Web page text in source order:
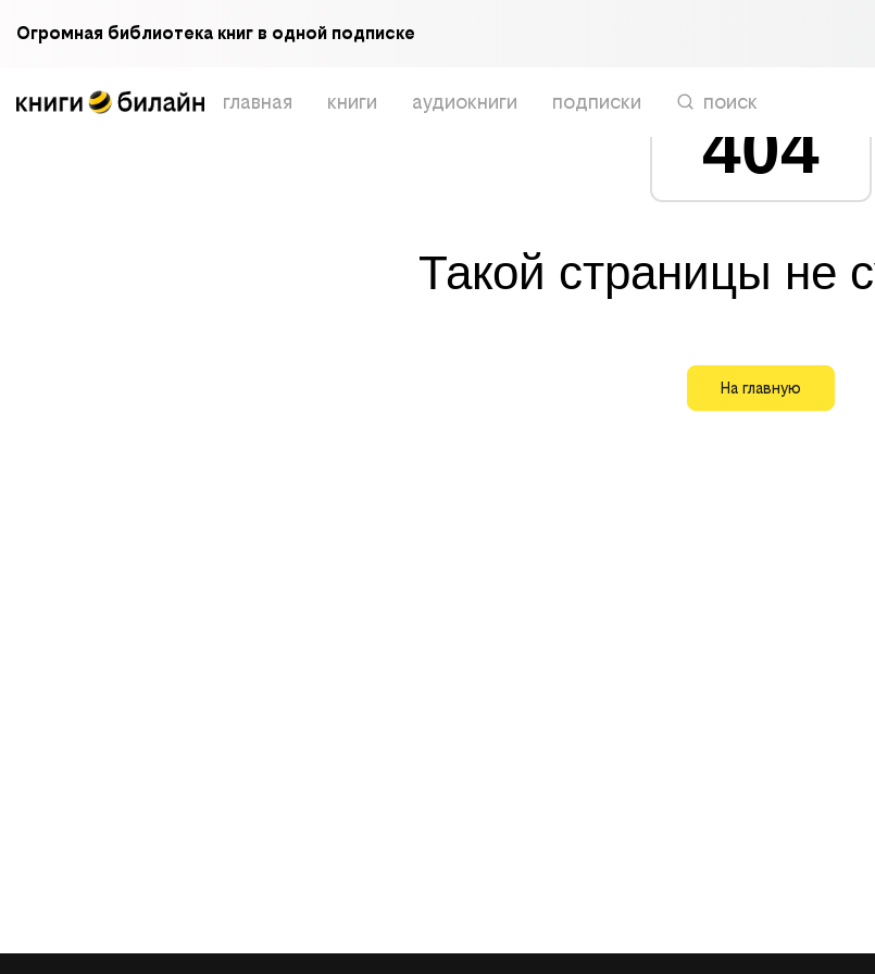
Огромная библиотека книг в одной подписке
главная книги аудиокниги подписки поиск
404
Такой страницы не
На главную